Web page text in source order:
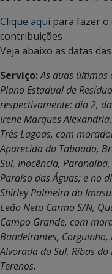
Clique aqui para fazer
contribuições
Veja abaixo as datas
Serviço:As duas
Plano Estadual de
respectivamente: dia 2,
Irene Marques
Três Lagoas, com
Aparecida do Taboado,
Sul, Inocência,
Paraíso das Águas; e no
Shirley Palmeira do
Leão Neto Carmo S/N,
Campo Grande, com
Bandeirantes,
Alvorada do Sul, Ribas
Terenos.